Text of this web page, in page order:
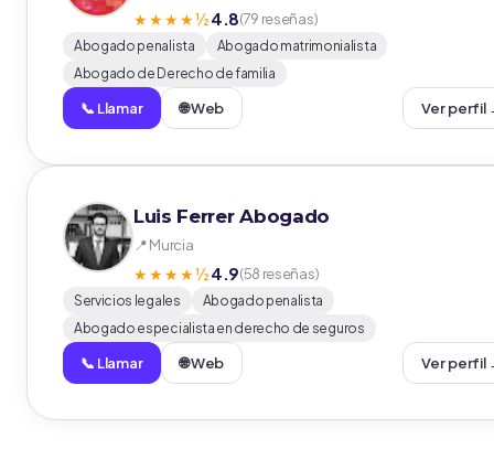
★★★★½4.8(79 reseñas)
Abogado penalista
Abogado matrimonialista
Abogado de Derecho de familia
📞 Llamar 🌐 Web Ver perfil
Luis Ferrer Abogado
📍 Murcia
★★★★½4.9(58 reseñas)
Servicios legales
Abogado penalista
Abogado especialista en derecho de seguros
📞 Llamar 🌐 Web Ver perfil